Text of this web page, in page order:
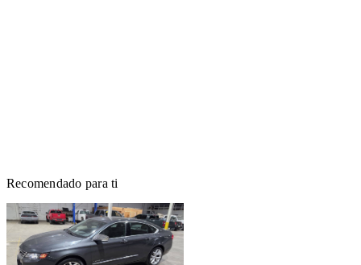
Recomendado para ti